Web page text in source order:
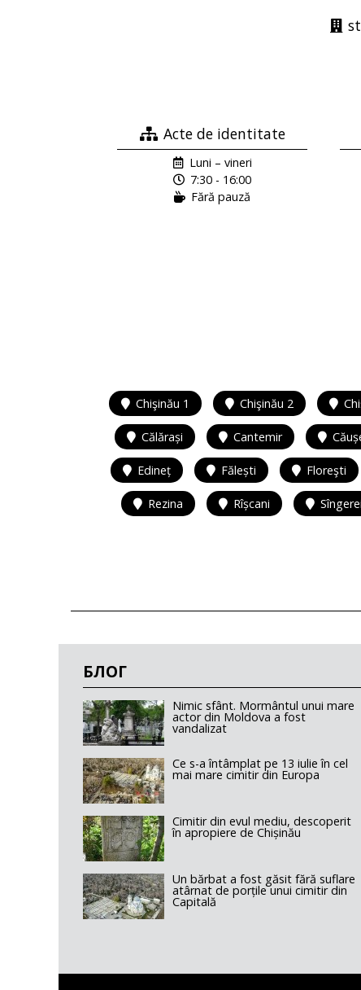
Acte de identitate
Luni – vineri
7:30 - 16:00
Fără pauză
Chişinău 1 Chişinău 2
Călărași Cantemir
Edineț Fălești Floreşti
Rezina Rîșcani Sîngerei
БЛОГ
Nimic sfânt. Mormântul unui mare
actor din Moldova a fost
vandalizat
Ce s-a întâmplat pe 13 iulie în cel
mai mare cimitir din Europa
Cimitir din evul mediu, descoperit
în apropiere de Chișinău
Un bărbat a fost găsit fără suflare
atârnat de porțile unui cimitir din
Capitală